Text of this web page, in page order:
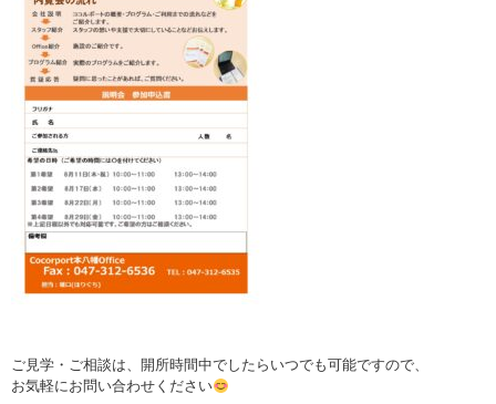
ご見学・ご相談は、開所時間中でしたらいつでも可能ですので、
お気軽にお問い合わせください